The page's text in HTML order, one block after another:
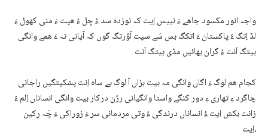
واجہ انور مکسود جاھے ءَ نبیس اِیت کہ نوزدہ سد ءُ چِل ءُ ھپت ءَ منی کھول ءَ
لڈ اِتگ ءُ پاکستان ءَ اتکگ بس سَے سپت آؤرتگ گوں کہ آیانی تہ ءَ ھمے وانگی
بیتگ اَنت ءُ گران بھائیں مڈی بیتگ اَنت
کجام ھم لوگ ءَ اگاں وانگی مہ بیت بزاں آ لوگ بے ساہ اِنت پشکپتگیں راجانی
چاگرد ءِ تھاری ءِ دور کنگے واستا وانگیانی رژن درکار بیت وانگی انساناں اِلم ءُ
زانت بکش اِیت ءُ انساناں درندگی ءُ وتی مردمانی سر ءَ زوراکی ءَ چَہ رکین
اِیت،